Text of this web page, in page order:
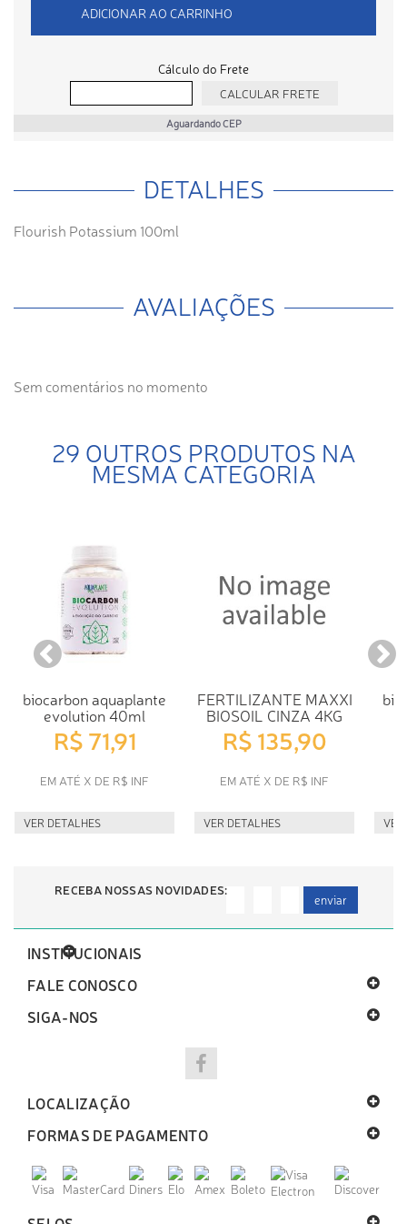
ADICIONAR AO CARRINHO
Cálculo do Frete
Aguardando CEP
DETALHES
Flourish Potassium 100ml
AVALIAÇÕES
Sem comentários no momento
29 OUTROS PRODUTOS NA
MESMA CATEGORIA
biocarbon aquaplante
evolution 40ml
R$ 71,91
EM ATÉ X DE R$ INF
VER DETALHES
FERTILIZANTE MAXXI
BIOSOIL CINZA 4KG
R$ 135,90
EM ATÉ X DE R$ INF
VER DETALHES VER
RECEBA NOSSAS NOVIDADES:
enviar
INSTITUCIONAIS
FALE CONOSCO
SIGA-NOS
LOCALIZAÇÃO
FORMAS DE PAGAMENTO